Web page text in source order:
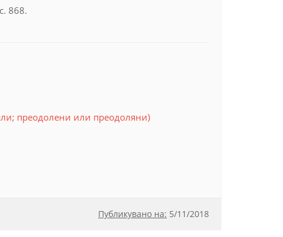
868.
преодолени или преодоляни)
Публикувано на: 5/11/2018